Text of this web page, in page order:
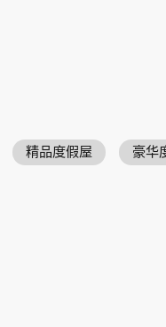
精品度假屋 豪华